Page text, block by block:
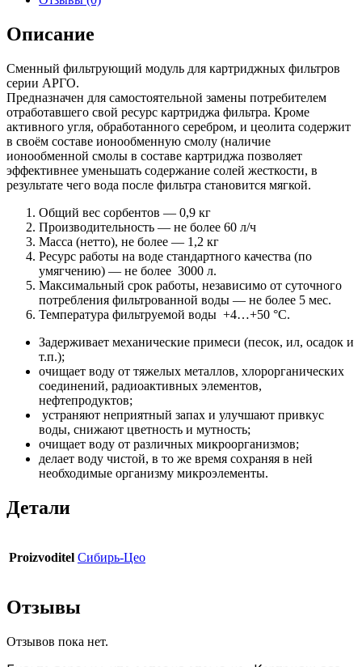
ПРЕМИУМ
Описание
Сменный фильтрующий модуль для картриджных фильтров
серии АРГО.
Предназначен для самостоятельной замены потребителем
отработавшего свой ресурс картриджа фильтра. Кроме
активного угля, обработанного серебром, и цеолита содержит
в своём составе ионообменную смолу (наличие
ионообменной смолы в составе картриджа позволяет
эффективнее уменьшать содержание солей жесткости, в
результате чего вода после фильтра становится мягкой.
Общий вес сорбентов — 0,9 кг
Производительность — не более 60 л/ч
Масса (нетто), не более — 1,2 кг
Ресурс работы на воде стандартного качества (по
умягчению) — не более 3000 л.
Максимальный срок работы, независимо от суточного
потребления фильтрованной воды — не более 5 мес.
Температура фильтруемой воды +4…+50 °С.
Задерживает механические примеси (песок, ил, осадок и
т.п.);
очищает воду от тяжелых металлов, хлорорганических
соединений, радиоактивных элементов,
нефтепродуктов;
устраняют неприятный запах и улучшают привкус
воды, снижают цветность и мутность;
очищает воду от различных микроорганизмов;
делает воду чистой, в то же время сохраняя в ней
необходимые организму микроэлементы.
Детали
Proizvoditel Сибирь-Цео
Отзывы
Отзывов пока нет.